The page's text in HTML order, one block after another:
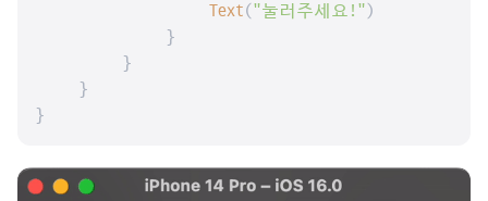
Text("눌러주세요!")
            }
        }
    }
}